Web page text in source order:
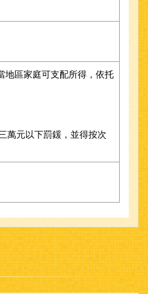
地區家庭可支配所得，依托
萬元以下罰鍰，並得按次